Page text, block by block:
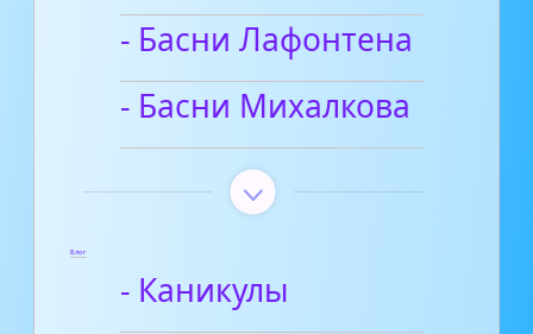
- Басни Лафонтена
- Басни Михалкова
Блог
- Каникулы